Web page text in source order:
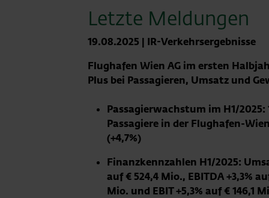
Letzte Meldungen
19.08.2025 | IR-Verkehrsergebnisse
Flughafen Wien AG im ersten
Plus bei Passagieren, Umsatz und
Passagierwachstum im H1/2025:
Passagiere in der Flughafen-
(+4,7%)
Finanzkennzahlen H1/2025:
auf € 524,4 Mio., EBITDA +3,3%
Mio. und EBIT +5,3% auf € 146,1